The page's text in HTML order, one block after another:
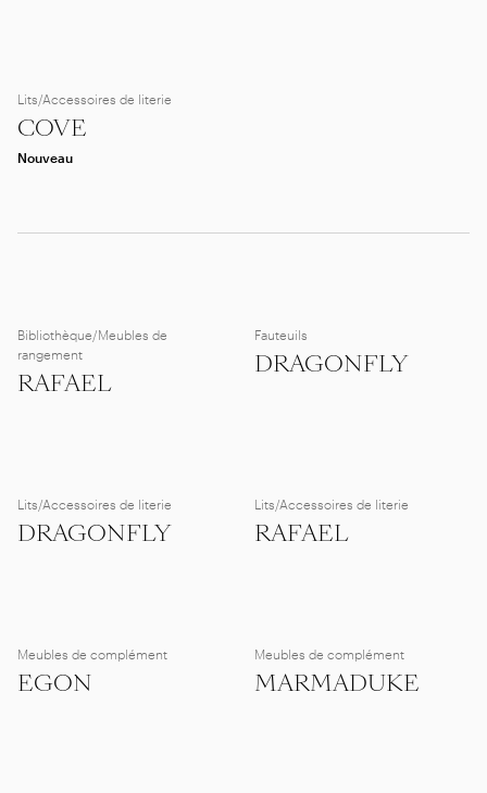
Lits/Accessoires de literie
COVE
Nouveau
Bibliothèque/Meubles de
rangement
RAFAEL
Fauteuils
DRAGONFLY
Lits/Accessoires de literie
DRAGONFLY
Lits/Accessoires de literie
RAFAEL
Meubles de complément
EGON
Meubles de complément
MARMADUKE